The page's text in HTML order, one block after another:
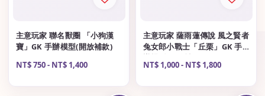
主意玩家 聯名獸圈 「小狗漢
寶」GK 手辦模型(開放補款)
Regular
NT$ 750- NT$ 1,400
主意玩家 薩雨蓮傳說 風之賢者
兔女郎小戰士「丘栗」GK 手
辦模型(開放補款)
Regular
NT$ 1,000- NT$ 1,800